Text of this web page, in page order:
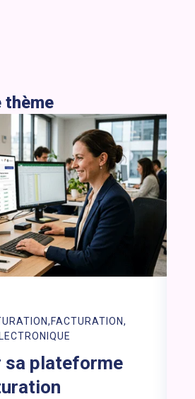
thème
FACTURATION
sa plateforme